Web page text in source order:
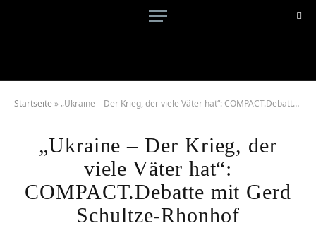
Startseite »„Ukraine – Der Krieg, der viele Väter hat“: COMPACT.Debatte mit Gerd Schultze-Rhonhof
„Ukraine – Der Krieg, der
viele Väter hat“:
COMPACT.Debatte mit Gerd
Schultze-Rhonhof